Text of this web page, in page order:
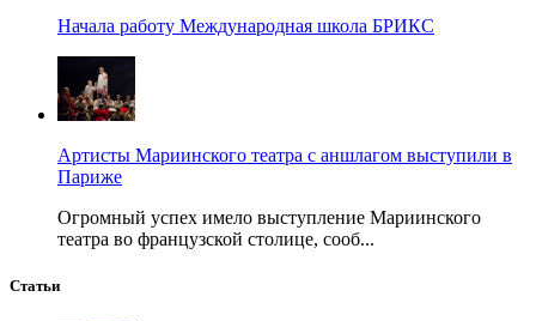
Начала работу Международная школа БРИКС
Артисты Мариинского театра с аншлагом выступили в
Париже
Огромный успех имело выступление Мариинского
театра во французской столице, сооб...
Статьи